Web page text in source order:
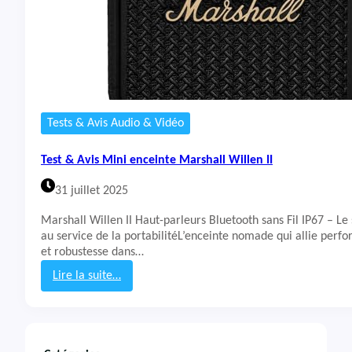
Tests & Avis Audio & Vidéo
Test & Avis Mini enceinte Marshall Willen II
31 juillet 2025
Marshall Willen II Haut-parleurs Bluetooth sans Fil IP67 –
au service de la portabilitéL’enceinte nomade qui allie
et robustesse dans…
Lire la suite…
: